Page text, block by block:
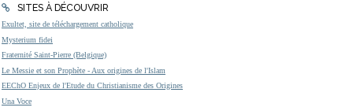
SITES À DÉCOUVRIR
Exultet, site de téléchargement catholique
Mysterium fidei
Fraternité Saint-Pierre (Belgique)
Le Messie et son Prophète - Aux origines de l'Islam
EEChO Enjeux de l'Etude du Christianisme des Origines
Una Voce